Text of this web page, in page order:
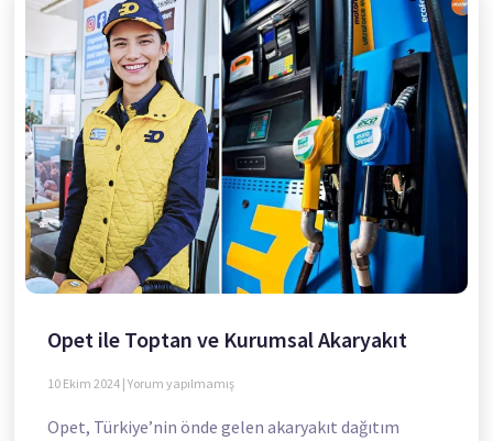
Opet ile Toptan ve Kurumsal Akaryakıt
10 Ekim 2024 Yorum yapılmamış
Opet, Türkiye’nin önde gelen akaryakıt dağıtım